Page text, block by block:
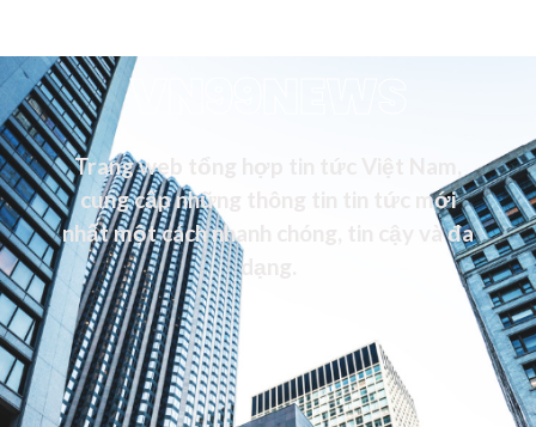
VN99NEWS
Trang web tổng hợp tin tức Việt Nam,
cung cấp những thông tin tin tức mới
nhất một cách nhanh chóng, tin cậy và đa
dạng.